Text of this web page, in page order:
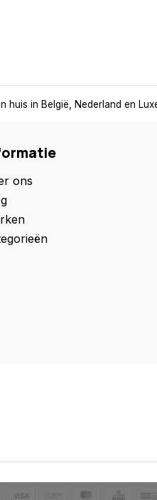
huis in België, Nederland en
ons